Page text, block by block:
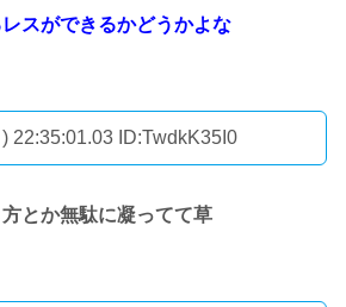
スができるかどうかよな
22:35:01.03 ID:TwdkK35I0
とか無駄に凝ってて草